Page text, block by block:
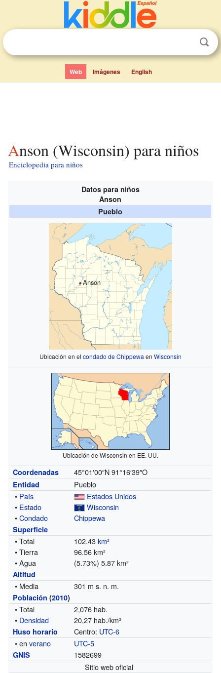
Web Imágenes English
Anson (Wisconsin) para niños
Enciclopedia para niños
Datos para niños
Anson
Pueblo
Anson
Ubicación en el condado de Chippewa en Wisconsin
Ubicación de Wisconsin en EE. UU.
Coordenadas 45°01′00″N 91°16′39″O
Entidad
Pueblo
• País
Estados Unidos
• Estado
Wisconsin
•Condado Chippewa
Superficie
• Total 102.43km²
• Tierra
96.56 km²
• Agua
(5.73%) 5.87 km²
Altitud
• Media 301 m s. n. m.
Población (2010)
• Total
2,076 hab.
• Densidad 20,27 hab./km²
Huso horario Centro: UTC-6
• enverano UTC-5
GNIS
1582699
Sitio web oficial